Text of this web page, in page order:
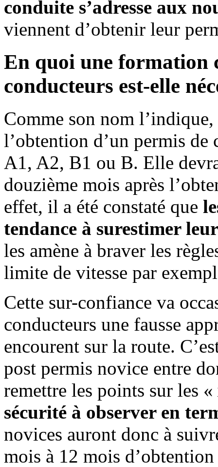
conduite s’adresse aux
viennent d’obtenir leur
En quoi une formation
conducteurs est-elle
Comme son nom
l’obtention d’un permis de
A1, A2, B1 ou B. Elle
douzième mois après
effet, il a été constaté que
tendance à surestimer
les amène à braver les
limite de vitesse par
Cette sur-confiance va
conducteurs une fausse
encourent sur la route.
post permis novice entre
remettre les points sur les
sécurité à observer en
novices auront donc à
mois à 12 mois